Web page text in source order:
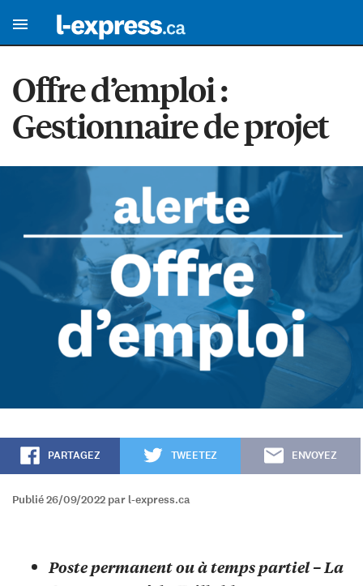
Offre d’emploi :
Gestionnaire de projet
PARTAGEZ TWEETEZ ENVOYEZ
Publié 26/09/2022 par l-express.ca
Poste permanent ou à temps partiel – La